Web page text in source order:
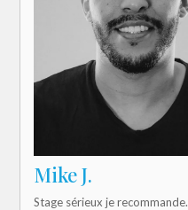
Mike J.
Stage sérieux je recommande.